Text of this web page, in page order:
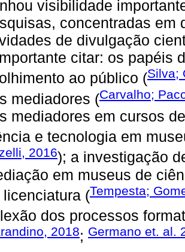
visibilidade
concentradas em
de divulgação
citar: os papéis
ao público (Silva;
mediadores (Carvalho;
mediadores em cursos
e tecnologia em
2016); a investigação
em museus de
licenciatura (Tempesta;
dos processos
2018; Germano et. al.